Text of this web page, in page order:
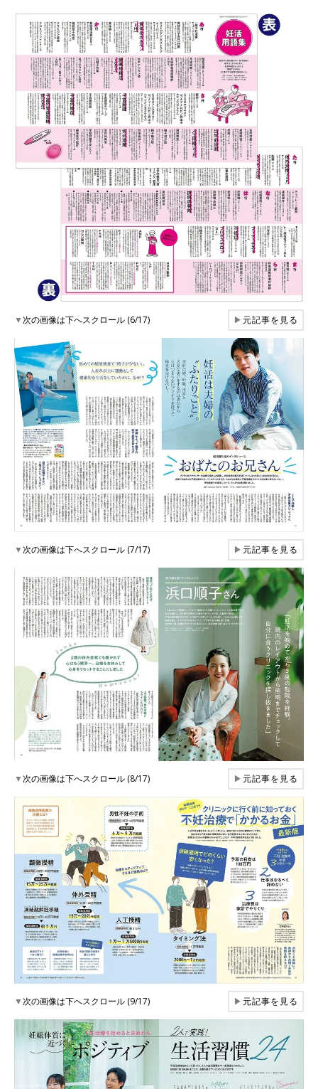
▼次の画像は下へスクロール (6/17) ▶元記事を見る
▼次の画像は下へスクロール (7/17) ▶元記事を見る
▼次の画像は下へスクロール (8/17) ▶元記事を見る
▼次の画像は下へスクロール (9/17) ▶元記事を見る